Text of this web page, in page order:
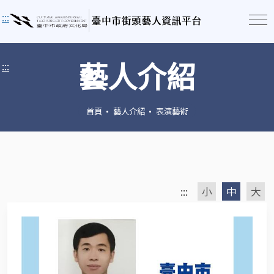
:::
::: 藝人介紹
首頁 藝人介紹 表演藝術
::: 小 中 大